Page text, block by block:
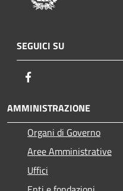
SEGUICI SU
AMMINISTRAZIONE
Organi di Governo
Aree Amministrative
Uffici